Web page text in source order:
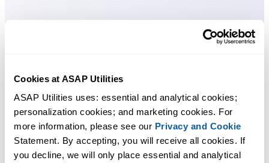
Cookies at ASAP Utilities
ASAP Utilities uses: essential and analytical cookies;
personalization cookies; and marketing cookies. For
more information, please see our Privacy and Cookie
Statement. By accepting, you will receive all cookies. If
you decline, we will only place essential and analytical